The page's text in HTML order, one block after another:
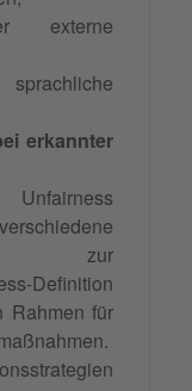
externe
erkannter
zur
Definition
Rahmen für